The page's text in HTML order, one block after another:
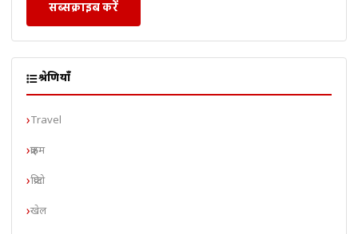
सब्सक्राइब करें
श्रेणियाँ
Travel
क्राइम
क्रिप्टो
खेल